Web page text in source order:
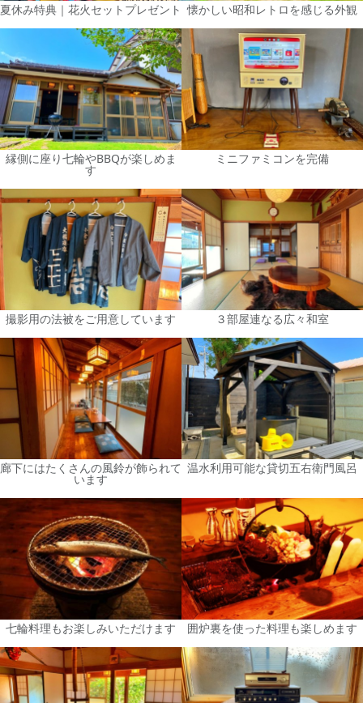
夏休み特典｜花火セットプレゼント 懐かしい昭和レトロを感じる外観
縁側に座り七輪やBBQが楽しめま
す
ミニファミコンを完備
撮影用の法被をご用意しています ３部屋連なる広々和室
廊下にはたくさんの風鈴が飾られて
います
温水利用可能な貸切五右衛門風呂
七輪料理もお楽しみいただけます 囲炉裏を使った料理も楽しめます